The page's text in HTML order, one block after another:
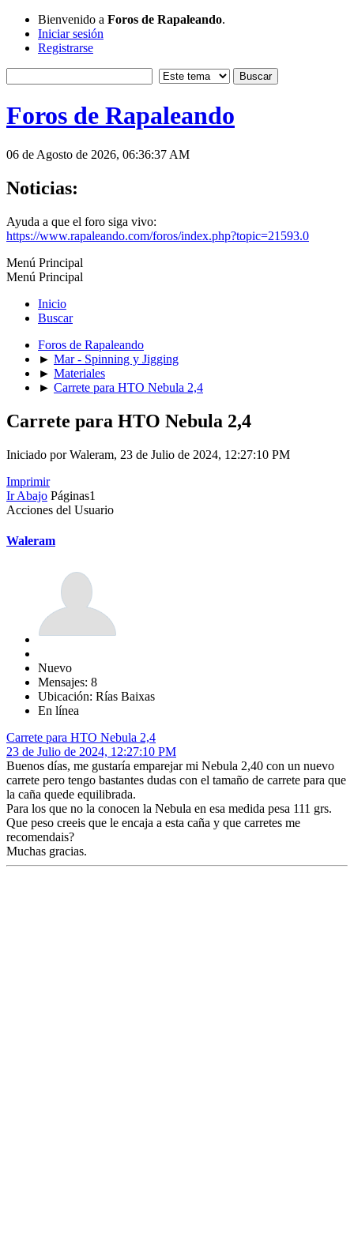
Bienvenido a Foros de Rapaleando.
Iniciar sesión
Registrarse
Foros de Rapaleando
06 de Agosto de 2026, 06:36:37 AM
Noticias:
Ayuda a que el foro siga vivo:
https://www.rapaleando.com/foros/index.php?topic=21593.0
Menú Principal
Menú Principal
Inicio
Buscar
Foros de Rapaleando
► Mar - Spinning y Jigging
► Materiales
► Carrete para HTO Nebula 2,4
Carrete para HTO Nebula 2,4
Iniciado por Waleram, 23 de Julio de 2024, 12:27:10 PM
Imprimir
Ir Abajo Páginas1
Acciones del Usuario
Waleram
Nuevo
Mensajes: 8
Ubicación: Rías Baixas
En línea
Carrete para HTO Nebula 2,4
23 de Julio de 2024, 12:27:10 PM
Buenos días, me gustaría emparejar mi Nebula 2,40 con un nuevo
carrete pero tengo bastantes dudas con el tamaño de carrete para que
la caña quede equilibrada.
Para los que no la conocen la Nebula en esa medida pesa 111 grs.
Que peso creeis que le encaja a esta caña y que carretes me
recomendais?
Muchas gracias.